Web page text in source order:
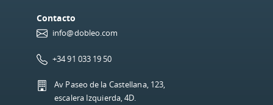
Contacto
info@dobleo.com
+34 91 033 19 50
Av Paseo de la Castellana, 123,
escalera Izquierda, 4D.